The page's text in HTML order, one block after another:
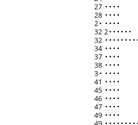
27 • • • •
28 • • • •
2• • • • •
32 2• • • • • •
32 • • • • • • • •
34 • • • •
37 • • • •
38 • • • •
3• • • • •
41 • • • •
45 • • • •
46 • • • •
47 • • • •
49 • • • •